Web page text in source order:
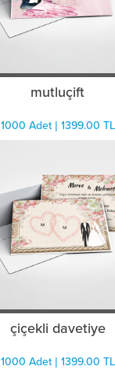
mutluçift
1000 Adet | 1399.00 TL
çiçekli davetiye
1000 Adet | 1399.00 TL